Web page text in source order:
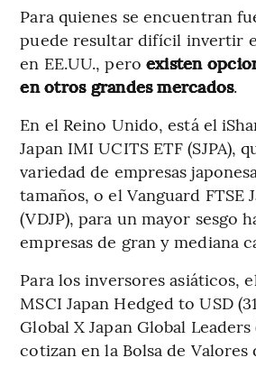
Para quienes se encuentran
puede resultar difícil invertir
en EE.UU., pero existen
en otros grandes mercados.
En el Reino Unido, está el
Japan IMI UCITS ETF (SJPA),
variedad de empresas
tamaños, o el Vanguard FTSE
(VDJP), para un mayor sesgo
empresas de gran y mediana
Para los inversores asiáticos,
MSCI Japan Hedged to USD
Global X Japan Global Leaders
cotizan en la Bolsa de Valores